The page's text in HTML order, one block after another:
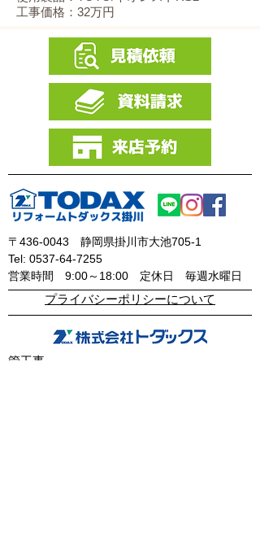
工事価格：32万円
〒436-0043 静岡県掛川市大池705-1
Tel: 0537-64-7255
​営業時間 9:00～18:00 定休日 毎週水曜日
​プライバシーポリシーについて
管工事